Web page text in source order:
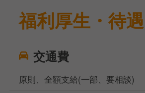
福利厚生・待遇
交通費
原則、全額支給(一部、要相談)